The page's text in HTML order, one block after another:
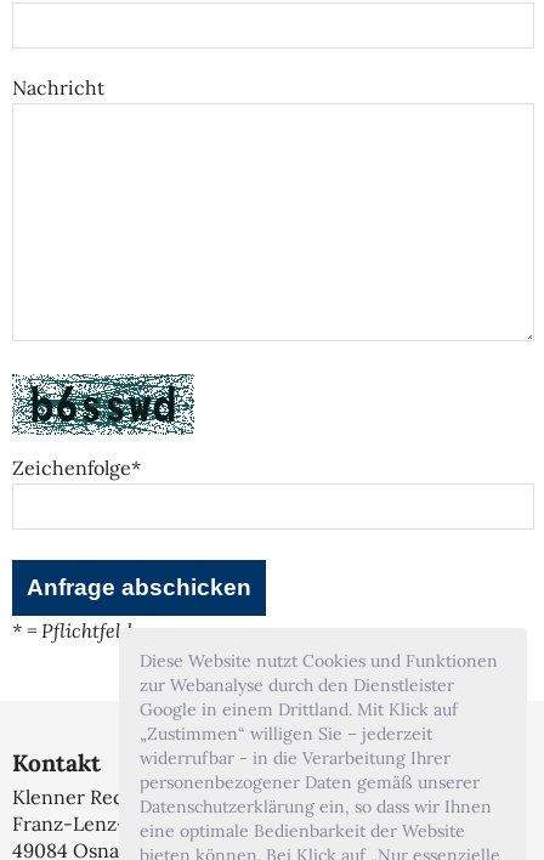
Diese Website nutzt Cookies und Funktionen
zur Webanalyse durch den Dienstleister
Google in einem Drittland. Mit Klick auf
„Zustimmen“ willigen Sie – jederzeit
widerrufbar - in die Verarbeitung Ihrer
personenbezogener Daten gemäß unserer
Datenschutzerklärung ein, so dass wir Ihnen
eine optimale Bedienbarkeit der Website
bieten können. Bei Klick auf „Nur essenzielle
Nachricht
Zeichenfolge*
* = Pflichtfeld
Kontakt
Klenner Rechtsanwälte
Franz-Lenz-Str. 1A
49084 Osnabrück